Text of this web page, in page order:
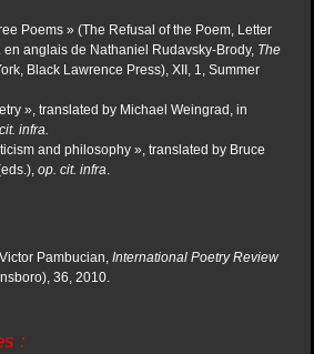
Poems » (The Refusal of the Poem, Letter
en anglais de Nathaniel Rudavsky-Brody, The
Black Lawrence Press), XII, 1, Summer
», translated by Michael Weingrad, in
infra.
and philosophy », translated by Bruce
op. cit. infra.
Pambucian, International Poetry Review
), 36, 2010.
: